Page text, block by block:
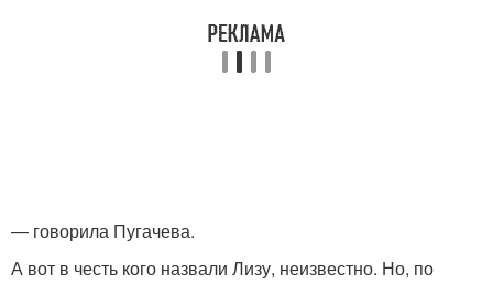
— говорила Пугачева.
А вот в честь кого назвали Лизу, неизвестно. Но, по